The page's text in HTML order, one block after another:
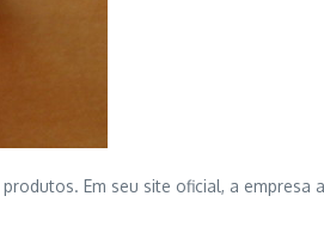
Em seu site oficial, a empresa